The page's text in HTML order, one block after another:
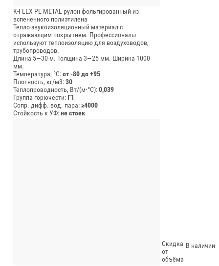
K-FLEX PE METAL рулон фольгированный из
вспененного полиэтилена
Тепло-звукоизоляционный материал с
отражающим покрытием. Профессионалы
используют теплоизоляцию для воздуховодов,
трубопроводов.
Длина 5—30 м. Толщина 3—25 мм. Ширина 1000
мм.
Температура, °C:от -80 до +95
Плотность, кг/м3:30
Теплопроводность, Вт/(м⋅°С):0,039
Группа горючести:Г1
Сопр. дифф. вод. пара:≥4000
Стойкость к УФ:не стоек
Скидка
от
объёма
В наличии